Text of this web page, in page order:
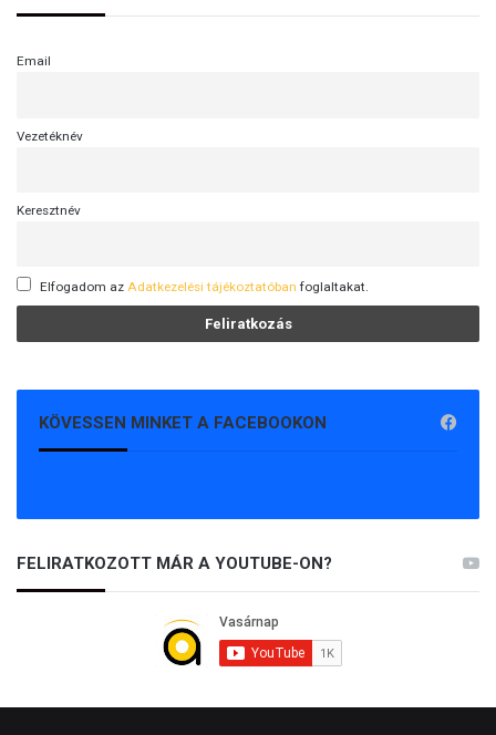
Email
Vezetéknév
Keresztnév
Elfogadom az Adatkezelési tájékoztatóban foglaltakat.
KÖVESSEN MINKET A FACEBOOKON
FELIRATKOZOTT MÁR A YOUTUBE-ON?